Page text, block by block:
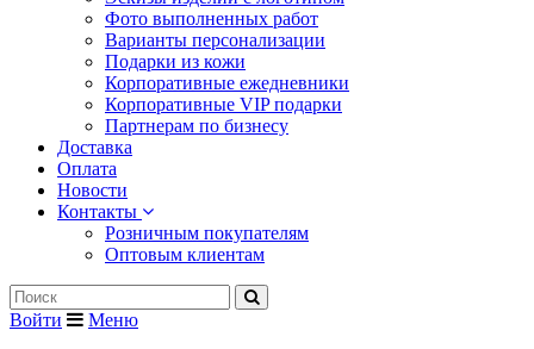
Фото выполненных работ
Варианты персонализации
Подарки из кожи
Корпоративные ежедневники
Корпоративные VIP подарки
Партнерам по бизнесу
Доставка
Оплата
Новости
Контакты
Розничным покупателям
Оптовым клиентам
Войти
Меню